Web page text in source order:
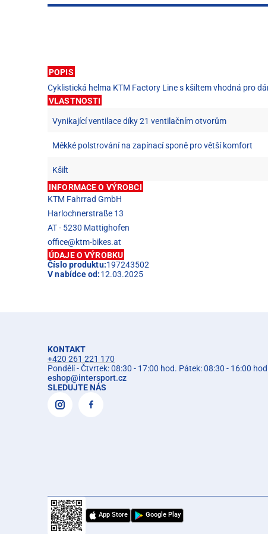
POPIS
Cyklistická helma KTM Factory Line s kšiltem vhodná pro
VLASTNOSTI
Vynikající ventilace díky 21 ventilačním otvorům
Měkké polstrování na zapínací sponě pro větší komfort
Kšilt
INFORMACE O VÝROBCI
KTM Fahrrad GmbH
Harlochnerstraße 13
AT - 5230 Mattighofen
office@ktm-bikes.at
ÚDAJE O VÝROBKU
Číslo produktu:197243502
V nabídce od:12.03.2025
KONTAKT
+420 261 221 170
Pondělí - Čtvrtek: 08:30 - 17:00 hod. Pátek: 08:30 - 16:00
eshop@intersport.cz
SLEDUJTE NÁS
App Store Google Play